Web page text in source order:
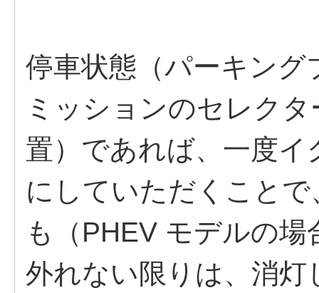
停車状態（パーキン
ミッションのセレク
置）であれば、一度
にしていただくこと
も（PHEV モデルの
外れない限りは、消